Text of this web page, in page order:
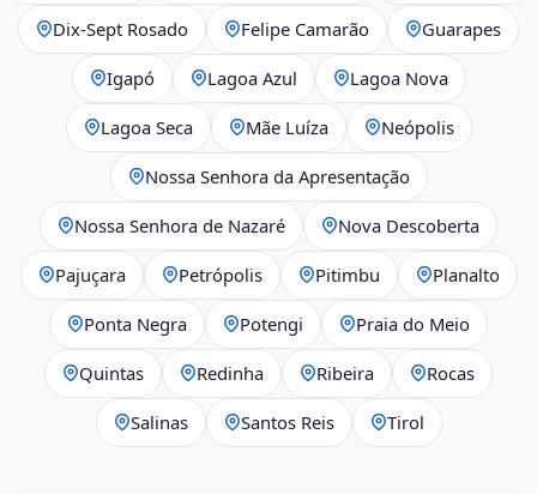
Dix‑Sept Rosado Felipe Camarão Guarapes
Igapó Lagoa Azul Lagoa Nova
Lagoa Seca Mãe Luíza Neópolis
Nossa Senhora da Apresentação
Nossa Senhora de Nazaré Nova Descoberta
Pajuçara Petrópolis Pitimbu Planalto
Ponta Negra Potengi Praia do Meio
Quintas Redinha Ribeira Rocas
Salinas Santos Reis Tirol